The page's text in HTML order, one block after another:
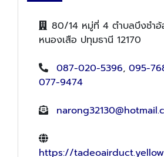
80/14 หมู่ที่ 4 ตำบลบึงชำอ้
หนองเสือ ปทุมธานี 12170
087-020-5396, 095-
077-9474
https://